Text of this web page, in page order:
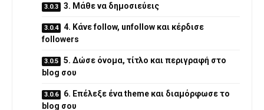
3. Μάθε να δημοσιεύεις
4. Κάνε follow, unfollow και κέρδισε
followers
5. Δώσε όνομα, τίτλο και περιγραφή στο
blog σου
6. Επέλεξε ένα theme και διαμόρφωσε το
blog σου